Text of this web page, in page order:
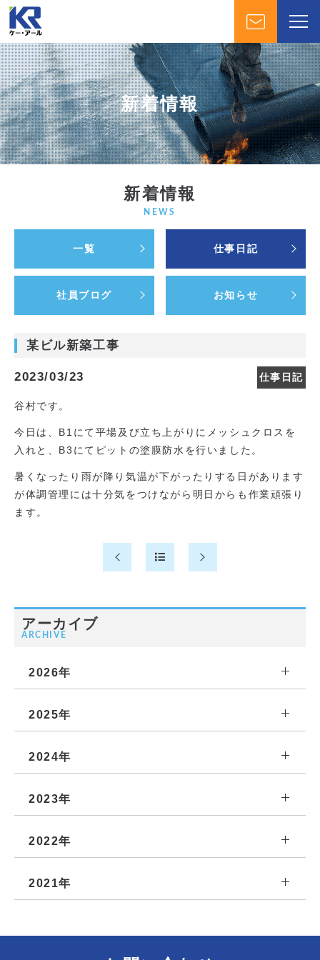
新着情報
新着情報
NEWS
一覧 仕事日記
社員ブログ お知らせ
某ビル新築工事
2023/03/23 仕事日記
谷村です。
今日は、 B1にて平場及び立ち上がりにメッシュクロスを
入れと、 B3にてピットの塗膜防水を行いました。
暑くなったり雨が降り気温が下がったりする日があります
が体調管理には十分気をつけながら明日からも作業頑張り
ます。
アーカイブ
ARCHIVE
2026年
2025年
2024年
2023年
2022年
2021年